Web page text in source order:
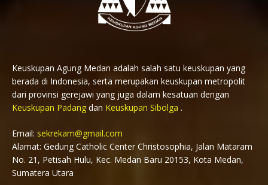
Keuskupan Agung Medan adalah salah satu keuskupan yang
berada di Indonesia, serta merupakan keuskupan metropolit
dari provinsi gerejawi yang juga dalam kesatuan dengan
Keuskupan Padang dan Keuskupan Sibolga .
Email: sekrekam@gmail.com
Alamat: Gedung Catholic Center Christosophia, Jalan Mataram
No. 21, Petisah Hulu, Kec. Medan Baru 20153, Kota Medan,
Sumatera Utara